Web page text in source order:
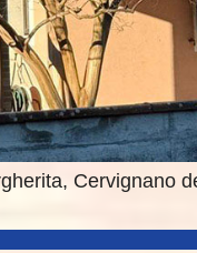
Cervignano